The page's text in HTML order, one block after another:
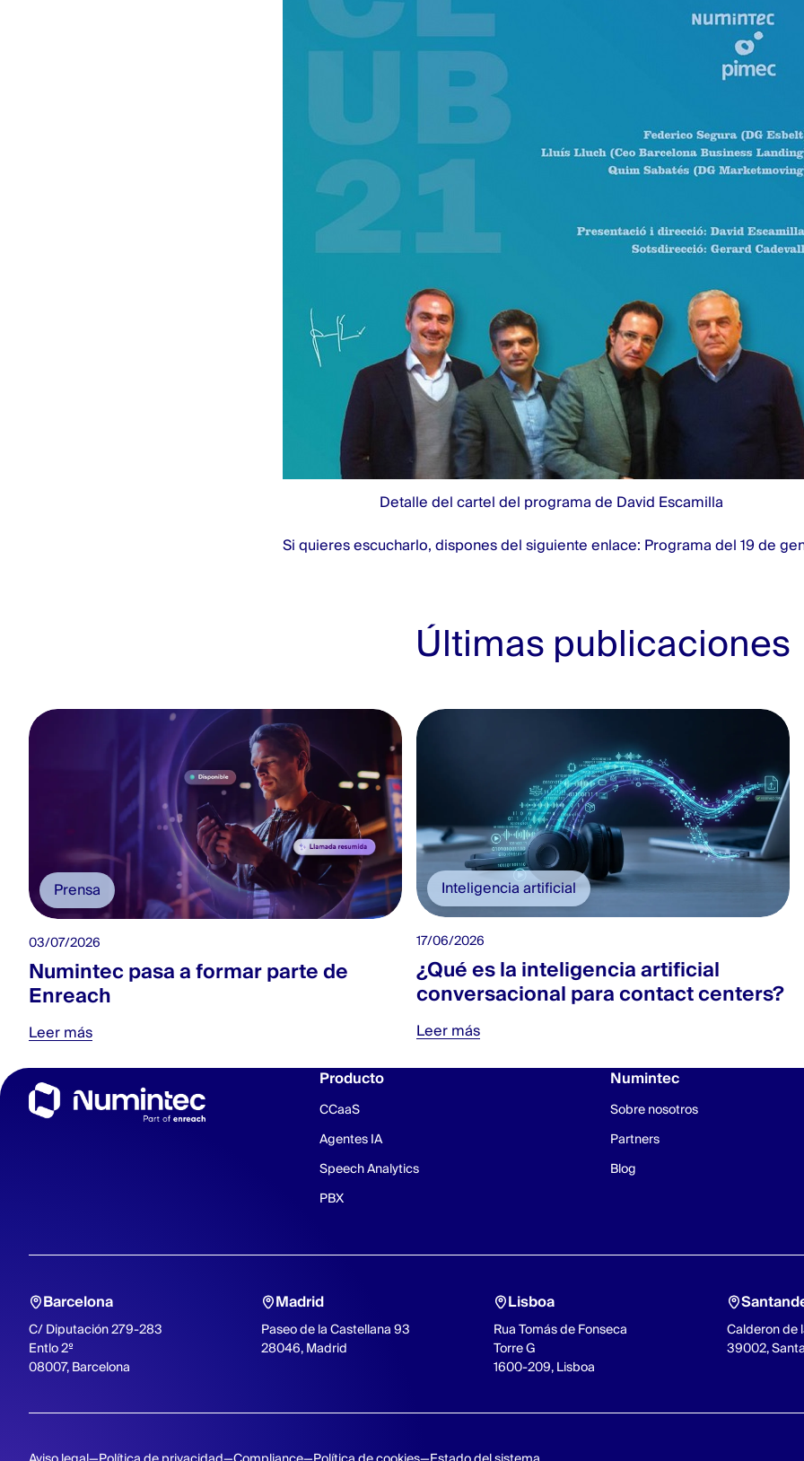
Detalle del cartel del programa de David Escamilla
Si quieres escucharlo, dispones del siguiente enlace: Programa del 19 de
Últimas publicaciones
Prensa
03/07/2026
Numintec pasa a formar parte de
Enreach
Leer más
Inteligencia artificial
17/06/2026
¿Qué es la inteligencia artificial
conversacional para contact centers?
Leer más
Producto
CCaaS
Agentes IA
Speech Analytics
PBX
Numintec
Sobre nosotros
Partners
Blog
Barcelona
C/ Diputación 279-283
Entlo 2º
08007, Barcelona
Madrid
Paseo de la Castellana 93
28046, Madrid
Lisboa
Rua Tomás de Fonseca
Torre G
1600-209, Lisboa
Calderon de
39002,